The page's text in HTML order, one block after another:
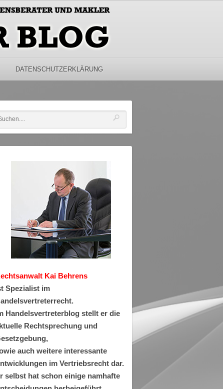
DATENSCHUTZERKLÄRUNG
lt Kai Behrens
Spezialist im
Handelsvertreterblog stellt er die
Rechtsprechung und
auch weitere interessante
im Vertriebsrecht dar.
selbst hat schon einige namhafte